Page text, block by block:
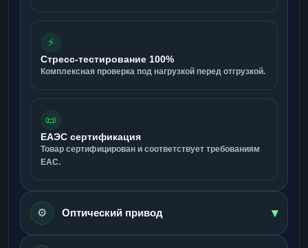
⚡
Стресс-тестирование 100%
Комплексная проверка под нагрузкой перед отгрузкой.
📜
ЕАЭС сертификация
Товар сертифицирован и соответствует требованиям
ЕАС.
⚙️ Оптический привод ▾